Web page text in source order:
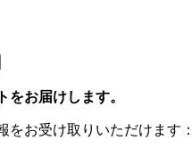
お届けします。
お受け取りいただけます：